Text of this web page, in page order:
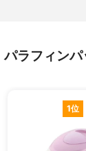
パラフィン
1位